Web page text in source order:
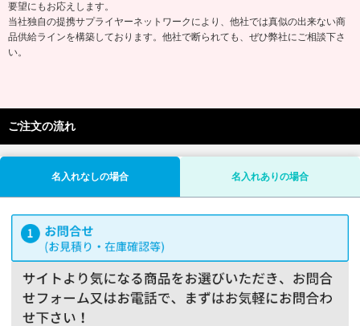
要望にもお応えします。
当社独自の提携サプライヤーネットワークにより、他社では真似の出来ない商
品供給ラインを構築しております。他社で断られても、ぜひ弊社にご相談下さ
い。
ご注文の流れ
名入れなしの場合 名入れありの場合